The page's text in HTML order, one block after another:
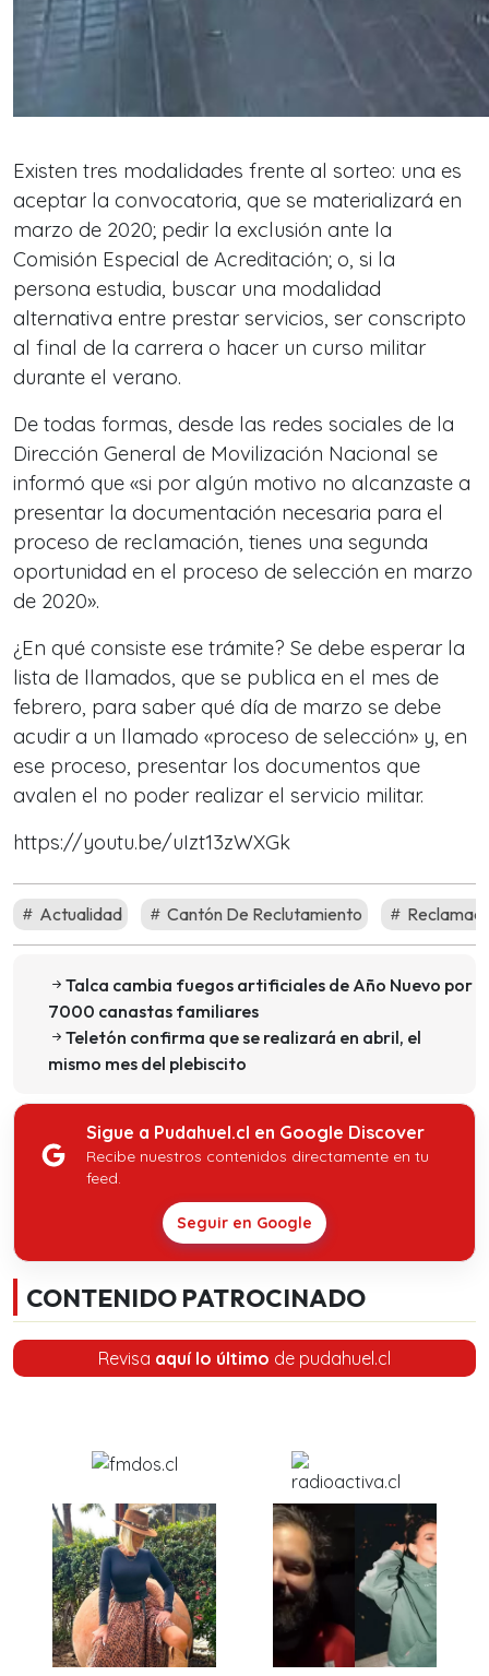
Existen tres modalidades frente al sorteo: una es
aceptar la convocatoria, que se materializará en
marzo de 2020; pedir la exclusión ante la
Comisión Especial de Acreditación; o, si la
persona estudia, buscar una modalidad
alternativa entre prestar servicios, ser conscripto
al final de la carrera o hacer un curso militar
durante el verano.
De todas formas, desde las redes sociales de la
Dirección General de Movilización Nacional se
informó que «si por algún motivo no alcanzaste a
presentar la documentación necesaria para el
proceso de reclamación, tienes una segunda
oportunidad en el proceso de selección en marzo
de 2020».
¿En qué consiste ese trámite? Se debe esperar la
lista de llamados, que se publica en el mes de
febrero, para saber qué día de marzo se debe
acudir a un llamado «proceso de selección» y, en
ese proceso, presentar los documentos que
avalen el no poder realizar el servicio militar.
https://youtu.be/uIzt13zWXGk
Actualidad Cantón De Reclutamiento
Talca cambia fuegos artificiales de Año Nuevo por
7000 canastas familiares
Teletón confirma que se realizará en abril, el
mismo mes del plebiscito
Sigue a Pudahuel.cl en Google Discover
Recibe nuestros contenidos directamente en tu
feed.
Seguir en Google
CONTENIDO PATROCINADO
Revisa aquí lo último de pudahuel.cl